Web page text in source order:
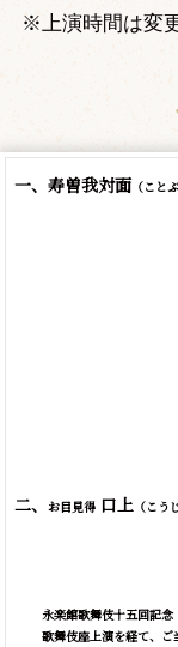
※上演時間は変
一、寿曽我対面（こと
二、 お目見得口上 （こう
永楽館歌舞伎十五回記念
歌舞伎座上演を経て、ご